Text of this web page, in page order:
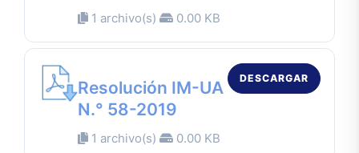
1 archivo(s) 0.00 KB
Resolución IM-UA
N.° 58-2019
1 archivo(s) 0.00 KB
DESCARGAR